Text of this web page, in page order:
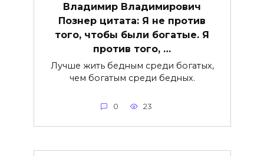
Владимир Владимирович
Познер цитата: Я не против
того, чтобы были богатые. Я
против того, …
Лучше жить бедным среди богатых,
чем богатым среди бедных.
0 23